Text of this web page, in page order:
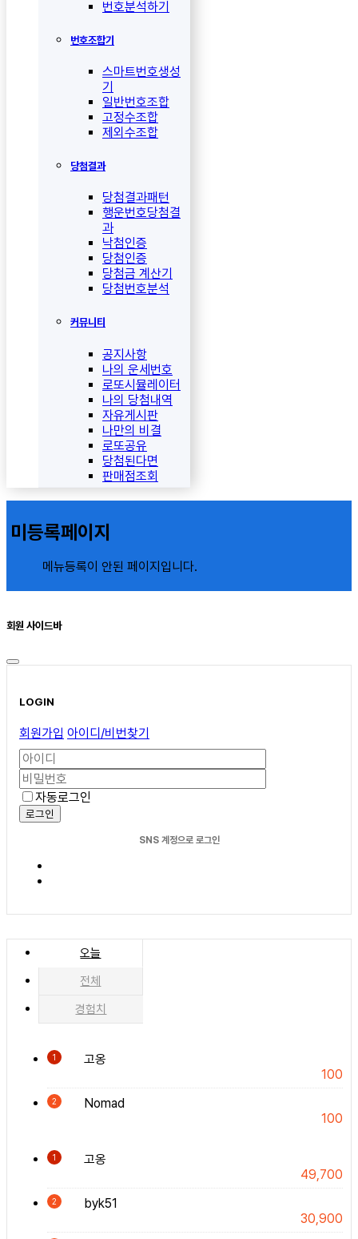
번호분석하기
번호조합기
스마트번호생성
기
일반번호조합
고정수조합
제외수조합
당첨결과
당첨결과패턴
행운번호당첨결
과
낙첨인증
당첨인증
당첨금 계산기
당첨번호분석
커뮤니티
공지사항
나의 운세번호
로또시뮬레이터
나의 당첨내역
자유게시판
나만의 비결
로또공유
당첨된다면
판매점조회
미등록페이지
메뉴등록이 안된 페이지입니다.
회원 사이드바
LOGIN
회원가입 아이디/비번찾기
자동로그인
로그인
SNS 계정으로 로그인
오늘
전체
경험치
1
고옹
100
2
Nomad
100
1
고옹
49,700
2
byk51
30,900